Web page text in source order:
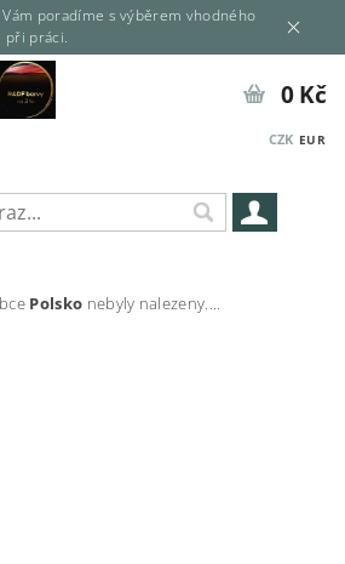
poradíme s výběrem vhodného
při práci.
CZK EUR
0 Kč
Polsko nebyly nalezeny....